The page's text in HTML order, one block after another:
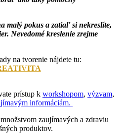
malý pokus a zatiaľ si nekreslíte,
Nevedomé kreslenie zrejme
na tvorenie nájdete tu:
prístup k workshopom, výzvam,
informáciám.
zaujímavých a zdraviu
produktov.